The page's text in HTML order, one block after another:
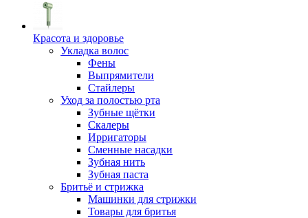
Красота и здоровье
Укладка волос
Фены
Выпрямители
Стайлеры
Уход за полостью рта
Зубные щётки
Скалеры
Ирригаторы
Сменные насадки
Зубная нить
Зубная паста
Бритьё и стрижка
Машинки для стрижки
Товары для бритья